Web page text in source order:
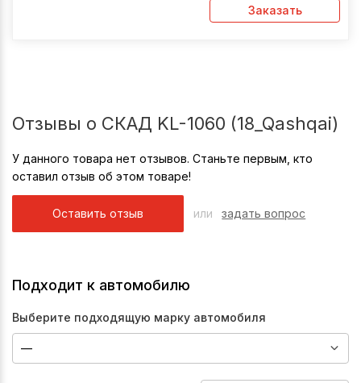
Заказать
Отзывы о СКАД KL-1060 (18_Qashqai)
У данного товара нет отзывов. Станьте первым, кто
оставил отзыв об этом товаре!
Оставить отзыв или задать вопрос
Подходит к автомобилю
Выберите подходящую марку автомобиля